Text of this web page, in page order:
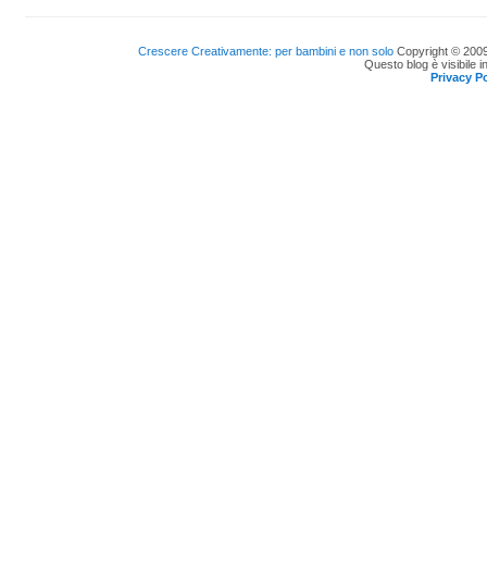
Crescere Creativamente: per bambini e non solo Copyright ©
Questo blog è visibile
Privacy